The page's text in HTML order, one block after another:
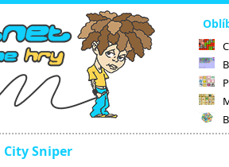
City Sniper